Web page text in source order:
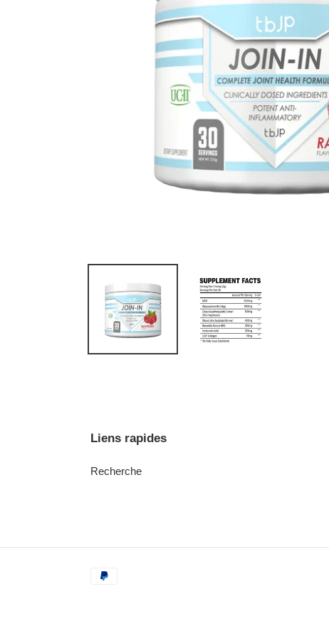
Liens rapides
Recherche
Moyens